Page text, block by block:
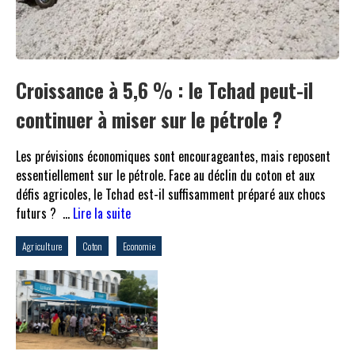
Croissance à 5,6 % : le Tchad peut-il
continuer à miser sur le pétrole ?
Les prévisions économiques sont encourageantes, mais reposent
essentiellement sur le pétrole. Face au déclin du coton et aux
défis agricoles, le Tchad est-il suffisamment préparé aux chocs
futurs ? … Lire la suite
Agriculture Coton Economie